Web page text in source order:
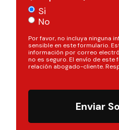
Si
No
Por favor, no incluya ninguna
sensible en este formulario.
información por correo
no es seguro. El envío de este
relación abogado-cliente.
Enviar